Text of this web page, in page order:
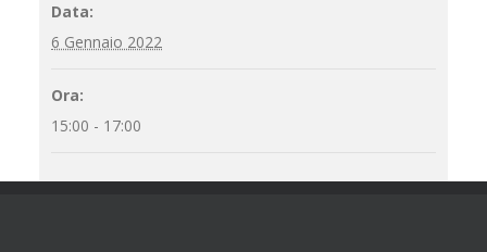
Data:
6 Gennaio 2022
Ora:
15:00 - 17:00